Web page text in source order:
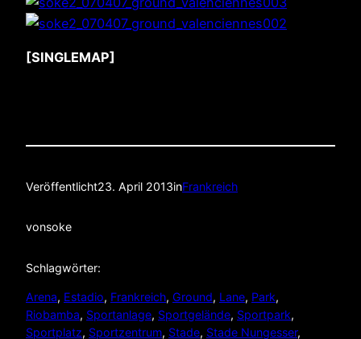
[SINGLEMAP]
Veröffentlicht23. April 2013inFrankreich
vonsoke
Schlagwörter:
Arena, Estadio, Frankreich, Ground, Lane, Park
Riobamba, Sportanlage, Sportgelände, Sportpark
Sportplatz, Sportzentrum, Stade, Stade Nungesser